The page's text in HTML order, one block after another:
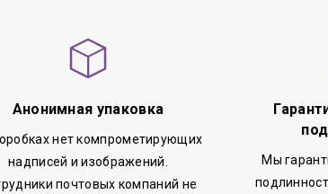
Анонимная упаковка
нет компрометирующих
надписей и изображений.
почтовых компаний не
Мы